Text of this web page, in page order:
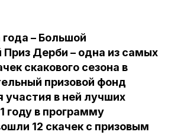
года – Большой
Приз Дерби – одна из самых
скакового сезона в
призовой фонд
участия в ней лучших
году в программу
12 скачек с призовым